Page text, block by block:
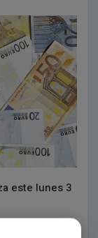
este lunes 3